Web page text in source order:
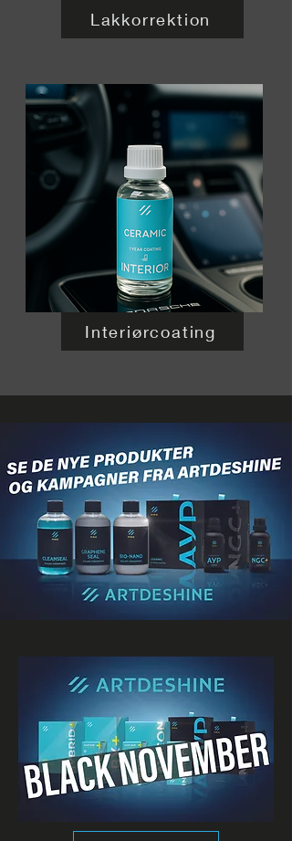
Lakkorrektion
Interiørcoating